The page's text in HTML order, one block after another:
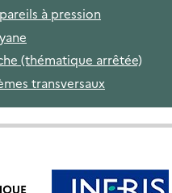
à pression
(thématique arrêtée)
transversaux